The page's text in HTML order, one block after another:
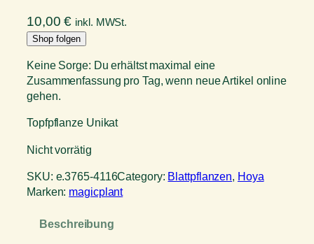
10,00€ inkl. MWSt.
Shop folgen
Keine Sorge: Du erhältst maximal eine
Zusammenfassung pro Tag, wenn neue Artikel online
gehen.
Topfpflanze Unikat
Nicht vorrätig
SKU: e.3765-4116Category: Blattpflanzen, Hoya
Marken: magicplant
Beschreibung